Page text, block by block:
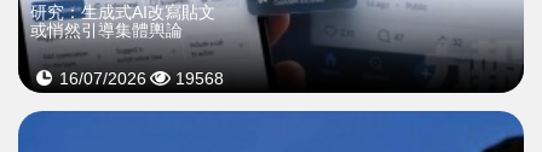
研究：生成式AI改寫貼文
或悄然引導集體輿論
16/07/2026 19568